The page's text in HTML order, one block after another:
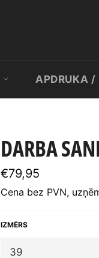
APDRUKA /
DARBA
Standarta
cena
€79,95
Cena bez PVN,
IZMĒRS